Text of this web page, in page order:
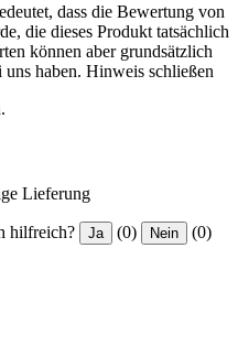
dass die Bewertung von
die dieses Produkt tatsächlich
können aber grundsätzlich
haben. Hinweis schließen
Lieferung
hilfreich? Ja (0) Nein (0)